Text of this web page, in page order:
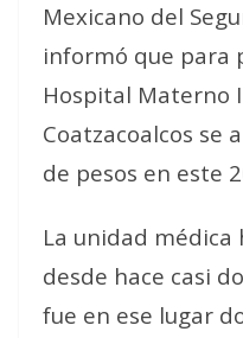
Mexicano del
informó que para
Hospital Materno
Coatzacoalcos se
de pesos en este
La unidad médica
desde hace casi
fue en ese lugar